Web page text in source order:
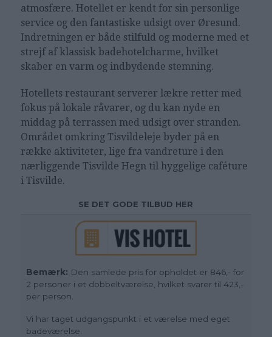
atmosfære. Hotellet er kendt for sin personlige
service og den fantastiske udsigt over Øresund.
Indretningen er både stilfuld og moderne med et
strejf af klassisk badehotelcharme, hvilket
skaber en varm og indbydende stemning.
Hotellets restaurant serverer lækre retter med
fokus på lokale råvarer, og du kan nyde en
middag på terrassen med udsigt over stranden.
Området omkring Tisvildeleje byder på en
række aktiviteter, lige fra vandreture i den
nærliggende Tisvilde Hegn til hyggelige caféture
i Tisvilde.
SE DET GODE TILBUD HER
Bemærk: Den samlede pris for opholdet er 846,- for
2 personer i et dobbeltværelse, hvilket svarer til 423,-
per person.
Vi har taget udgangspunkt i et værelse med eget
badeværelse.